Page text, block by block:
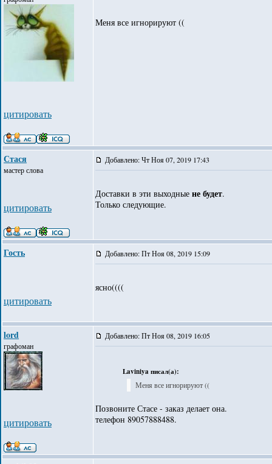
цитировать
Меня все игнорируют ((
Стася
мастер слова
цитировать
Добавлено: Чт Ноя 07, 2019 17:43
Доставки в эти выходные не будет.
Только следующие.
Гость
цитировать
Добавлено: Пт Ноя 08, 2019 15:09
ясно((((
lord
графоман
цитировать
Добавлено: Пт Ноя 08, 2019 16:05
Laviniya писал(а):
Меня все игнорируют ((
Позвоните Стасе - заказ делает она.
телефон 89057888488.